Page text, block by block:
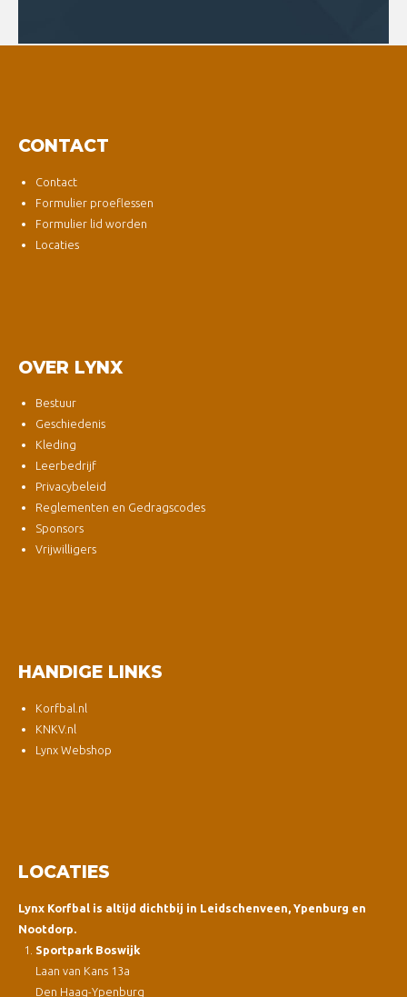
CONTACT
Contact
Formulier proeflessen
Formulier lid worden
Locaties
OVER LYNX
Bestuur
Geschiedenis
Kleding
Leerbedrijf
Privacybeleid
Reglementen en Gedragscodes
Sponsors
Vrijwilligers
HANDIGE LINKS
Korfbal.nl
KNKV.nl
Lynx Webshop
LOCATIES
Lynx Korfbal is altijd dichtbij in Leidschenveen, Ypenburg en
Nootdorp.
Sportpark Boswijk
Laan van Kans 13a
Den Haag-Ypenburg